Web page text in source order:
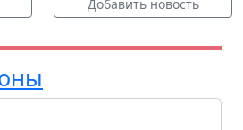
Добавить новость